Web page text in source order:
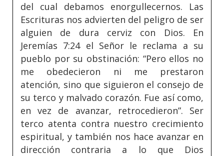
del cual debamos enorgullecernos. Las
Escrituras nos advierten del peligro de ser
alguien de dura cerviz con Dios. En
Jeremías 7:24 el Señor le reclama a su
pueblo por su obstinación: “Pero ellos no
me obedecieron ni me prestaron
atención, sino que siguieron el consejo de
su terco y malvado corazón. Fue así como,
en vez de avanzar, retrocedieron”. Ser
terco atenta contra nuestro crecimiento
espiritual, y también nos hace avanzar en
dirección contraria a lo que Dios